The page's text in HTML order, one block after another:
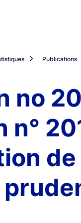
Publications
no
n°
de